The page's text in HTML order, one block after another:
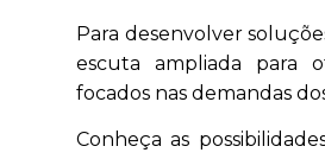
Para desenvolver
escuta ampliada para
focados nas demandas
Conheça as